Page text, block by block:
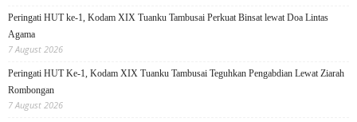
Peringati HUT ke-1, Kodam XIX Tuanku Tambusai Perkuat Binsat lewat Doa Lintas
Agama
7 August 2026
Peringati HUT Ke-1, Kodam XIX Tuanku Tambusai Teguhkan Pengabdian Lewat Ziarah
Rombongan
7 August 2026